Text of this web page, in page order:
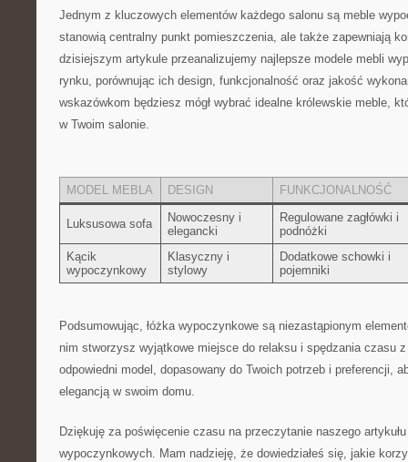
Jednym‍ z kluczowych elementów każdego salonu są meble
stanowią centralny punkt pomieszczenia, ale także zapewniają
dzisiejszym ⁣artykule przeanalizujemy ⁣najlepsze modele‍ mebli
rynku, porównując ich design, funkcjonalność oraz jakość
⁣wskazówkom będziesz mógł wybrać idealne królewskie meble,‍
w Twoim‌ salonie.
MODEL MEBLA DESIGN FUNKCJONALNOŚĆ
Luksusowa‌ sofa
Nowoczesny i
elegancki
Regulowane‍ zagłówki ​i ​
podnóżki
Kącik
⁤wypoczynkowy
Klasyczny i
stylowy
Dodatkowe schowki i
pojemniki
Podsumowując, ⁤łóżka wypoczynkowe są niezastąpionym
nim stworzysz wyjątkowe miejsce ​do relaksu i spędzania czasu⁤
odpowiedni model, ⁢dopasowany⁣ do‌ Twoich potrzeb ⁢i preferencji,
‌elegancją ⁤w swoim ⁢domu.
Dziękuję za poświęcenie czasu na przeczytanie naszego
wypoczynkowych. Mam nadzieję,⁣ że dowiedziałeś się, ‍jakie